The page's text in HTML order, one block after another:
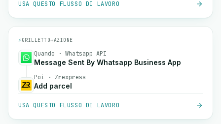
USA QUESTO FLUSSO DI LAVORO
⚡ GRILLETTO→AZIONE
Quando · Whatsapp API
Message Sent By Whatsapp Business App
Poi · Zrexpress
Add parcel
USA QUESTO FLUSSO DI LAVORO